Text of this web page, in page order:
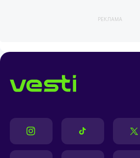
РЕКЛАМА